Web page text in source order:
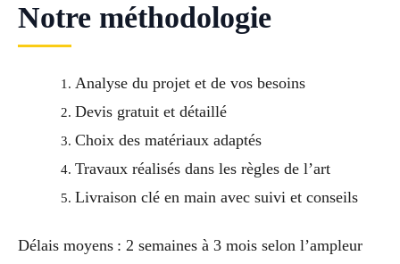
Notre méthodologie
Analyse du projet et de vos besoins
Devis gratuit et détaillé
Choix des matériaux adaptés
Travaux réalisés dans les règles de l’art
Livraison clé en main avec suivi et conseils
Délais moyens : 2 semaines à 3 mois selon l’ampleur